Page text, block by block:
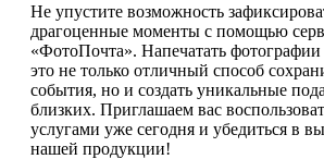
Не упустите возможность
драгоценные моменты с помощью
«ФотоПочта». Напечатать
это не только отличный способ
события, но и создать уникальные
близких. Приглашаем вас
услугами уже сегодня и убедиться в
нашей продукции!